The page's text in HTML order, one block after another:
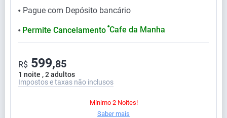
⬤ Pague com Depósito bancário
⬤ Permite Cancelamento ⬤Cafe da Manha
1 noite , 2 adultos
R$ 599,85
Impostos e taxas não inclusos
Mínimo 2 Noites!
Saber mais